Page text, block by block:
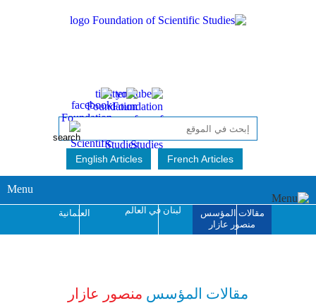
English Articles French Articles
Menu
مقالات المؤسس
منصور عازار
لبنان في العالم العلمانية
مقالات المؤسس منصور عازار